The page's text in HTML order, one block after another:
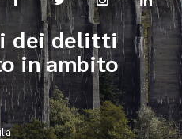
dei delitti
in ambito